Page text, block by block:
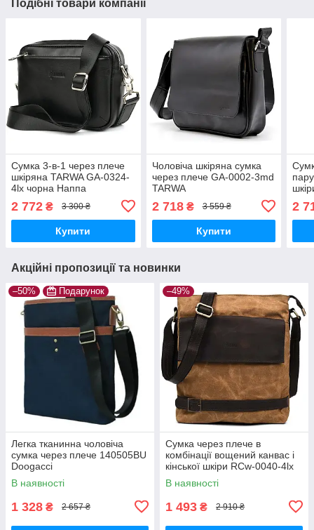
Подібні товари компанії
Сумка 3-в-1 через плече
шкіряна TARWA GA-0324-
4lx чорна Наппа
2 772 ₴ 3 300 ₴
Купити
Чоловіча шкіряна сумка
через плече GA-0002-3md
TARWA
2 718₴ 3 559 ₴
Купити
2
Акційні пропозиції та новинки
–50% Подарунок
Легка тканинна чоловіча
сумка через плече 140505BU
Doogacci
В наявності
1 328 ₴ 2 657 ₴
–49%
Сумка через плече в
комбінації вощений канвас і
кінської шкіри RCw-0040-4lx
TARWA
В наявності
1 493 ₴ 2 910 ₴